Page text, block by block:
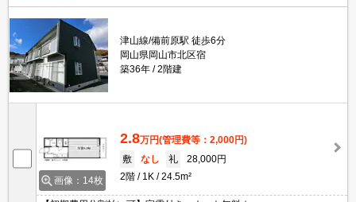
津山線/備前原駅 徒歩6分
岡山県岡山市北区宿
築36年
2階建
画像：14枚
2.8万円(管理費等：2,000円)
敷
なし 礼
28,000円
2階
1K 24.5m²